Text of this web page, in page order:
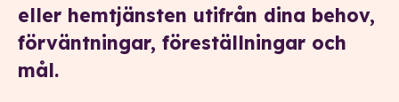
eller hemtjänsten utifrån dina behov,
förväntningar, föreställningar och
mål.